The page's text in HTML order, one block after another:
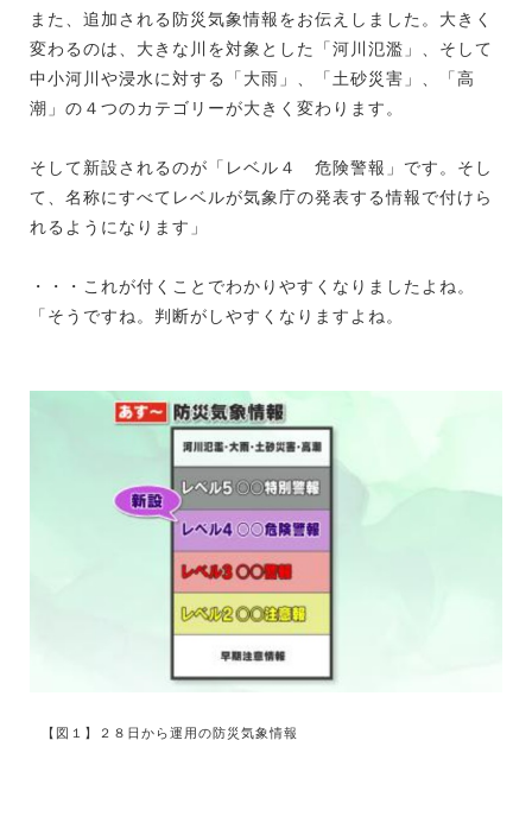
また、追加される防災気象情報をお伝えしました。大きく
変わるのは、大きな川を対象とした「河川氾濫」、そして
中小河川や浸水に対する「大雨」、「土砂災害」、「高
潮」の４つのカテゴリーが大きく変わります。
そして新設されるのが「レベル４ 危険警報」です。そし
て、名称にすべてレベルが気象庁の発表する情報で付けら
れるようになります」
・・・これが付くことでわかりやすくなりましたよね。
「そうですね。判断がしやすくなりますよね。
【図１】２８日から運用の防災気象情報